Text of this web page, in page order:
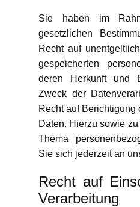
Sie haben im
gesetzlichen
Recht auf
gespeicherten
deren Herkunft und
Zweck der
Recht auf
Daten. Hierzu sowie
Thema
Sie sich jederzeit an
Recht auf
Verarbeitung